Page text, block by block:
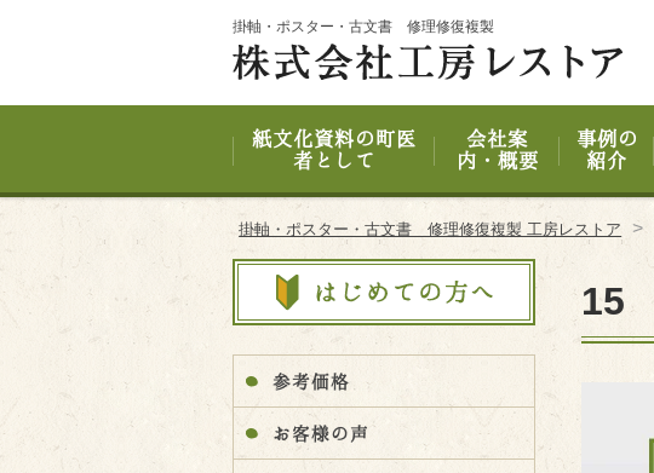
掛軸・ポスター・古文書 修理修復複製
紙文化資料の町医
者として
会社案
内・概要
事例の
紹介
掛軸・ポスター・古文書 修理修復複製 工房レストア >
15
参考価格
お客様の声